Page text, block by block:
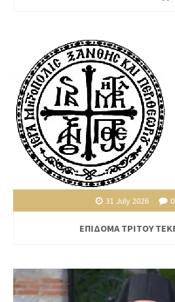
31 July 2026 0
ΕΠΙΔΟΜΑ ΤΡΙΤΟΥ